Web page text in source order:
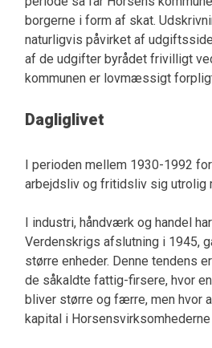
borgerne i form af skat.
naturligvis påvirket af
af de udgifter byrådet frivilligt
kommunen er lovmæssigt
Dagliglivet
I perioden mellem 1930-1992
arbejdsliv og fritidsliv sig utrolig
I industri, håndværk og handel
Verdenskrigs afslutning i 1945,
større enheder. Denne tendens
de såkaldte fattig-firsere, hvor
bliver større og færre, men hvor
kapital i